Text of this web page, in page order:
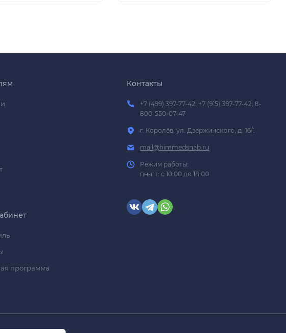
программа
Контакты
+7 (499) 397-77-42; +7 (915) 397-77-42; 8-
800-550-07-47
г. Королёв, ул. Дзержинского, д. 16/1
mail@himmedsnab.ru
Режим работы:
пн-пт: с 10:00 до 18:00